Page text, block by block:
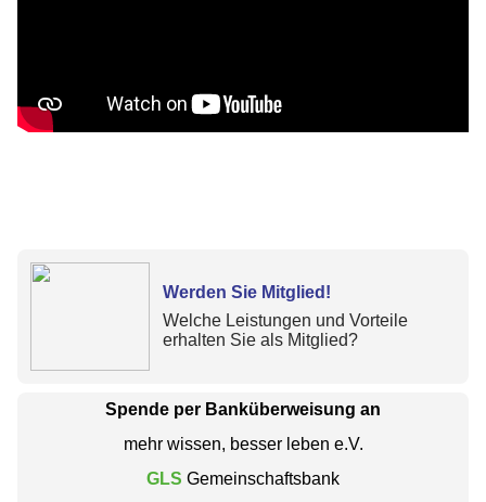
Werden Sie Mitglied!
Welche Leistungen und Vorteile
erhalten Sie als Mitglied?
Spende per Banküberweisung an
mehr wissen, besser leben e.V.
GLS Gemeinschaftsbank